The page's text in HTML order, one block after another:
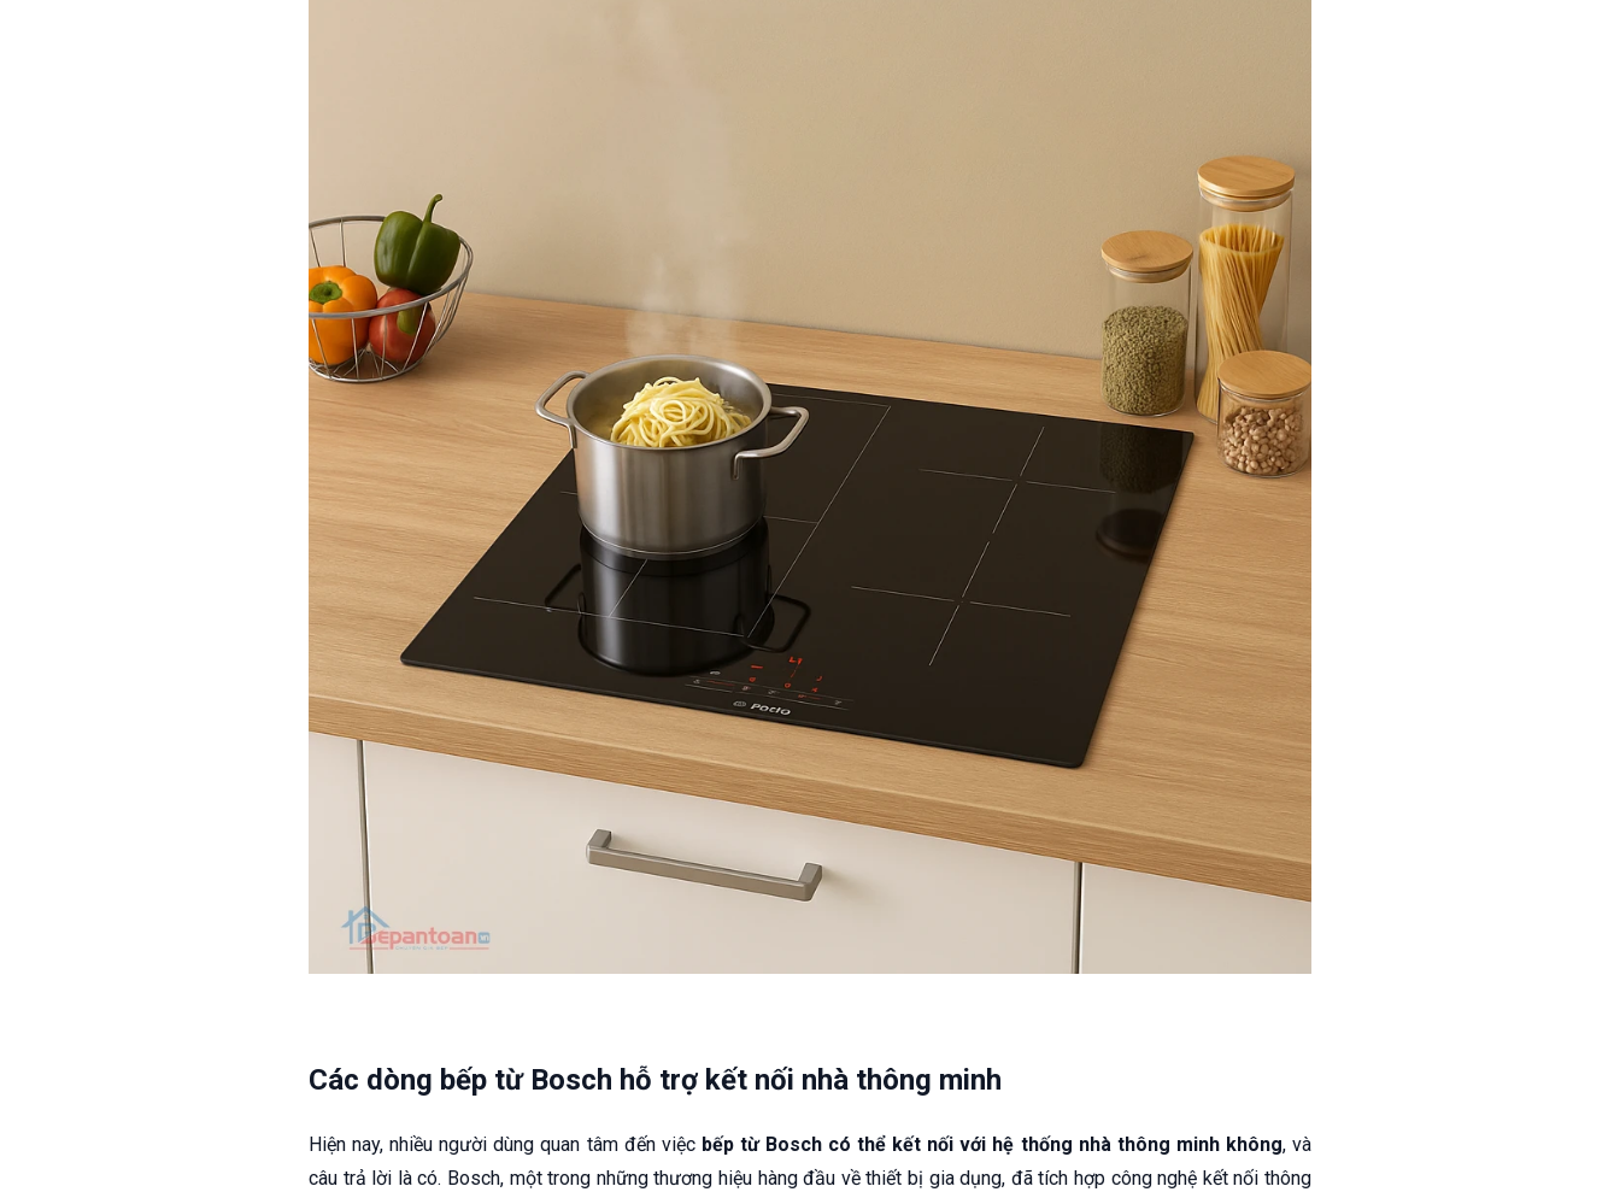
Các dòng bếp từ Bosch hỗ trợ kết nối nhà thông minh
Hiện nay, nhiều người dùng quan tâm đến việc bếp từ Bosch có thể kết nối với hệ thống nhà thông minh không, và
câu trả lời là có. Bosch, một trong những thương hiệu hàng đầu về thiết bị gia dụng, đã tích hợp công nghệ kết nối thông